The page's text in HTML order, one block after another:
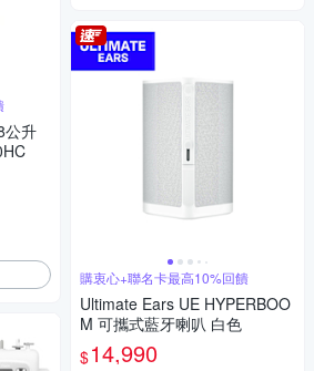
公升
購衷心+聯名卡最高10%回饋
Ultimate Ears UE HYPERBOO
M 可攜式藍牙喇叭 白色
$14,990